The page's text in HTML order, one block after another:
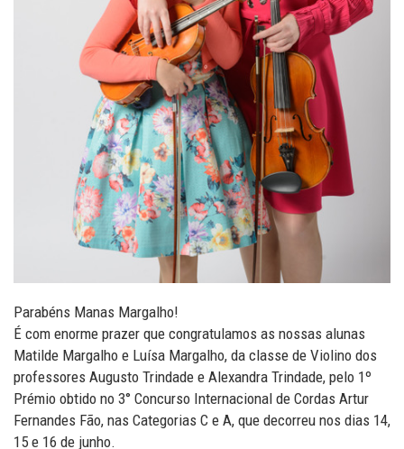
Parabéns Manas Margalho!
É com enorme prazer que congratulamos as nossas alunas
Matilde Margalho e Luísa Margalho, da classe de Violino dos
professores Augusto Trindade e Alexandra Trindade, pelo 1º
Prémio obtido no 3° Concurso Internacional de Cordas Artur
Fernandes Fão, nas Categorias C e A, que decorreu nos dias 14,
15 e 16 de junho.